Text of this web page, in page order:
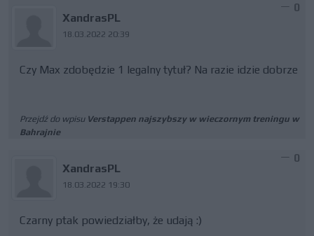
XandrasPL
18.03.2022 20:39
0
Czy Max zdobędzie 1 legalny tytuł? Na razie idzie dobrze
Przejdź do wpisu Verstappen najszybszy w wieczornym treningu w
Bahrajnie
XandrasPL
18.03.2022 19:30
0
Czarny ptak powiedziałby, że udają :)